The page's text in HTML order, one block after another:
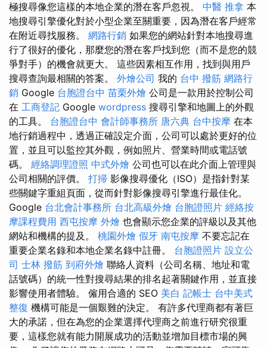
極搜尋像您這樣的本地企業的潛在客戶忽視。 中醫 推拿 本
地搜尋引擎優化對於小型企業至關重要，因為潛在客戶經常
在附近尋找服務。 網路行銷 如果您的網站針對本地搜尋進
行了很好的優化，那麼您的潛在客戶找到您（而不是您的競
爭對手）的機會就更大。 這些因素相互作用，找到與用戶
搜尋查詢最相關的答案。 外燴公司 我的 台中 撥筋 網路行
銷 Google 台胞證台中 苗栗外燴 公司是一款用於控制公司
在 工商登記 Google wordpress 搜尋引擎和地圖上的外觀
的工具。 台胞證台中 會計師事務所 唐六典 台中按摩 在本
地行銷過程中，透過正確設定介面，公司可以處於更好的位
置，並且可以監控其外觀，例如照片、營業時間或電話號
碼。 經絡調理證照 中式外燴 公司也可以在此介面上管理與
公司相關的評價。 打掃 影像搜尋優化（ISO）是指針對某
些關鍵字重組頁面，從而針對影像搜尋引擎進行最佳化。
Google 台北會計事務所 台北高級外燴 台胞證照片 經絡按
摩課程費用 西屯按摩 外燴 也會顯示您企業的評級以及其他
網站和機構的提及。 桃園外燴 假牙 南屯按摩 不要忘記在
重要企業名錄和本地企業名錄中註冊。 台胞證照片 設立公
司 士林 撥筋 到府外燴 聯絡人資料（公司名稱、地址和電
話號碼）的統一性對搜尋結果的排名起著關鍵作用，並直接
影響使用者體驗。 僱用合適的 SEO 美白 記帳士 台中美式
整復 機構可能是一個艱難的決定。 有許多代理商都有著巨
大的承諾，但在為您的企業選擇代理商之前進行研究很重
要，這樣您就有能力開展成功的活動並增加目標市場的興